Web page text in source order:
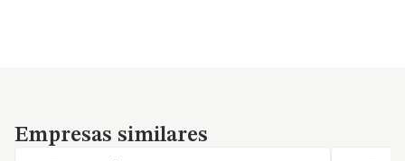
Empresas similares
Empresas similares